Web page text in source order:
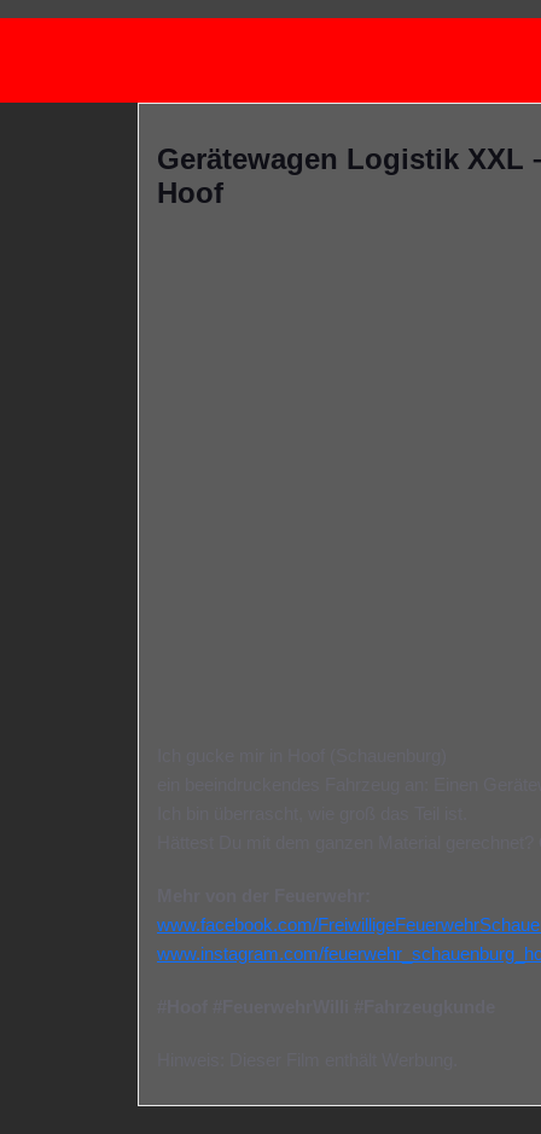
Gerätewagen Logistik XXL
Hoof
www.facebook.com/
www.instagram.com/